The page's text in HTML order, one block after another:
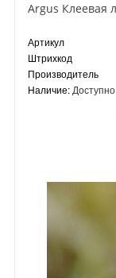
Артикул
Штрихкод
Производитель
Наличие: Доступно